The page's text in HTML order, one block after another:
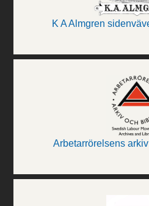
K A Almgren
Arbetarrörelsens